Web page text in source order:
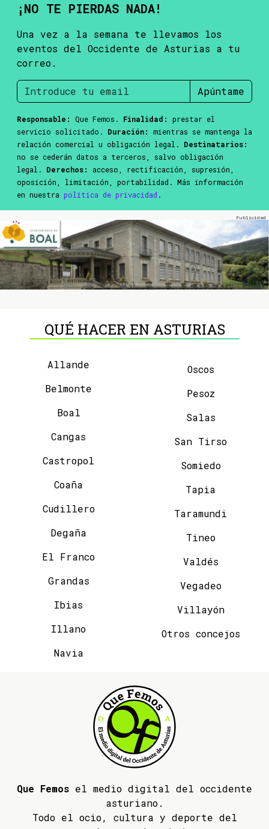
¡NO TE PIERDAS NADA!
Una vez a la semana te llevamos los
eventos del Occidente de Asturias a tu
correo.
Apúntame
Responsable: Que Femos. Finalidad:
prestar el
servicio solicitado. Duración:
mientras se mantenga la
relación comercial u obligación legal. Destinatarios:
no se cederán datos a terceros, salvo obligación
legal. Derechos:
acceso, rectificación, supresión,
oposición, limitación, portabilidad. Más información
en nuestra política de privacidad .
QUÉ HACER EN ASTURIAS
Allande
Belmonte
Boal
Cangas
Castropol
Coaña
Cudillero
Degaña
El Franco
Grandas
Ibias
Illano
Navia
Oscos
Pesoz
Salas
San Tirso
Somiedo
Tapia
Taramundi
Tineo
Valdés
Vegadeo
Villayón
Otros concejos
Que Femos el medio digital del occidente
asturiano.
Todo el ocio, cultura y deporte del